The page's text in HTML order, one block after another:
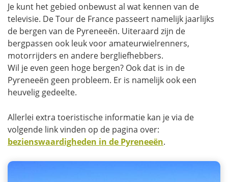
Je kunt het gebied onbewust al wat kennen van de
televisie. De Tour de France passeert namelijk jaarlijks
de bergen van de Pyreneeën. Uiteraard zijn de
bergpassen ook leuk voor amateurwielrenners,
motorrijders en andere bergliefhebbers.
Wil je even geen hoge bergen? Ook dat is in de
Pyreneeën geen probleem. Er is namelijk ook een
heuvelig gedeelte.
Allerlei extra toeristische informatie kan je via de
volgende link vinden op de pagina over:
bezienswaardigheden in de Pyreneeën.